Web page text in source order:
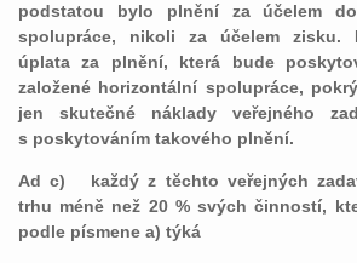
podstatou bylo plnění za účelem
spolupráce, nikoli za účelem zisku.
úplata za plnění, která bude
založené horizontální spolupráce,
jen skutečné náklady veřejného
s poskytováním takového plnění.
Ad c) každý z těchto veřejných
trhu méně než 20 % svých činností,
podle písmene a) týká